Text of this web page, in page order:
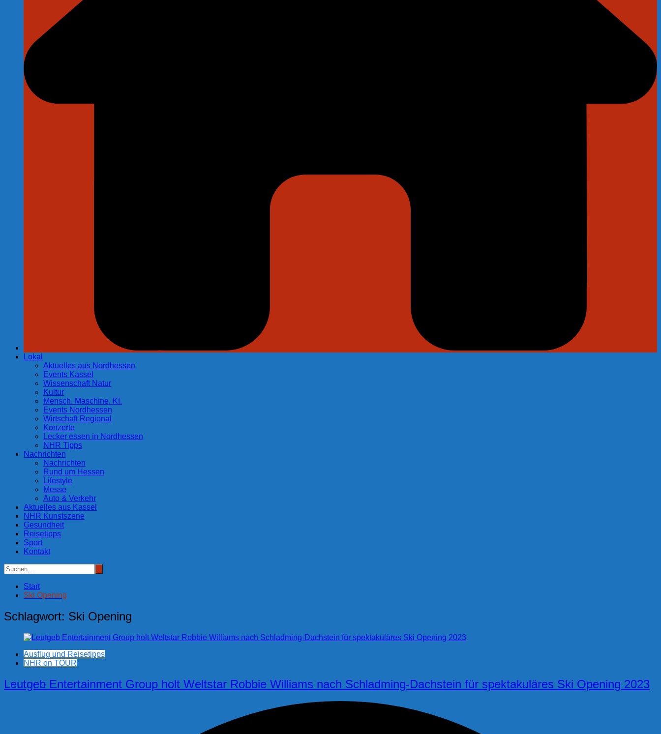
Lokal
Aktuelles aus Nordhessen
Events Kassel
Wissenschaft Natur
Kultur
Mensch. Maschine. KI.
Events Nordhessen
Wirtschaft Regional
Konzerte
Lecker essen in Nordhessen
NHR Tipps
Nachrichten
Nachrichten
Rund um Hessen
Lifestyle
Messe
Auto & Verkehr
Aktuelles aus Kassel
NHR Kunstszene
Gesundheit
Reisetipps
Sport
Kontakt
Start
Ski Opening
Schlagwort: Ski Opening
Ausflug und Reisetipps
NHR on TOUR
Leutgeb Entertainment Group holt Weltstar Robbie Williams nach Schladming-Dachstein für spektakuläres Ski Opening 2023